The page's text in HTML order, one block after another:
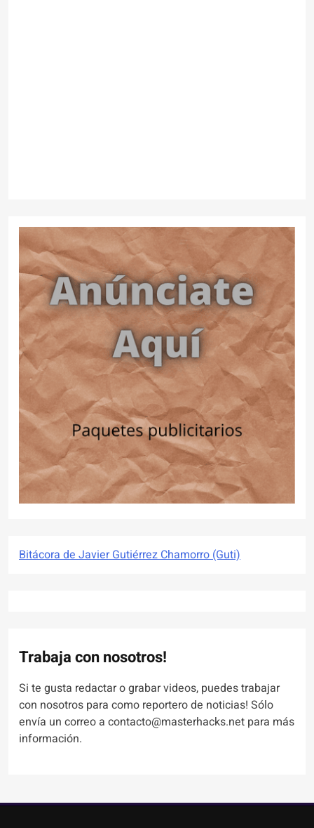
Bitácora de Javier Gutiérrez Chamorro (Guti)
Trabaja con nosotros!
Si te gusta redactar o grabar videos, puedes trabajar
con nosotros para como reportero de noticias! Sólo
envía un correo a contacto@masterhacks.net para más
información.